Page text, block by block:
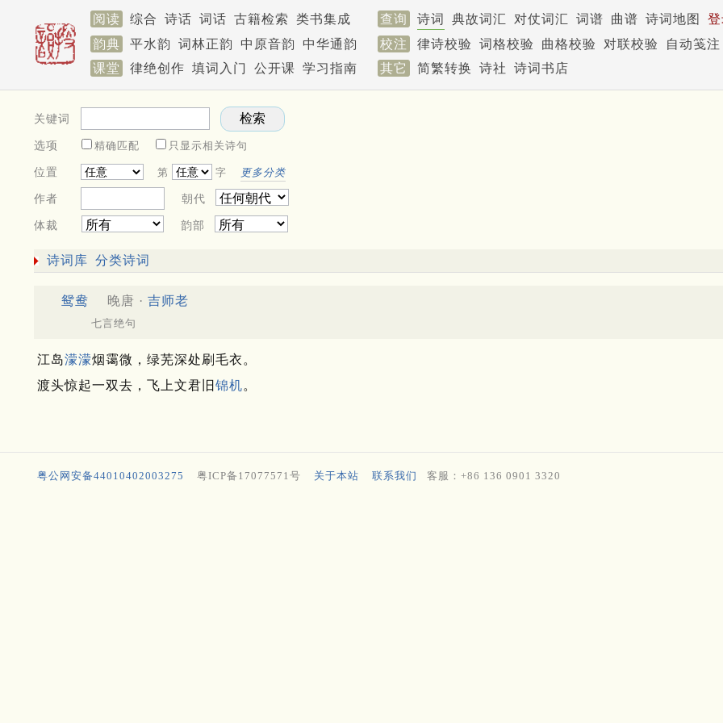
阅读 综合 诗话 词话 古籍检索 类书集成 查询 诗词 典故词汇 对仗词汇 词谱 曲谱 诗词地图
韵典
平水韵 词林正韵 中原音韵 中华通韵 校注 律诗校验 词格校验 曲格校验 对联校验
自动笺注
课堂
律绝创作 填词入门 公开课 学习指南 其它 简繁转换 诗社 诗词书店
关键词
选项 精确匹配 只显示相关诗句
位置 第 字 更多分类
作者 朝代
体裁 韵部
诗词库 分类诗词
鸳鸯 晚唐 · 吉师老
七言绝句
江岛濛濛烟霭微，绿芜深处刷毛衣。
渡头惊起一双去，飞上文君旧 锦机。
粤公网安备44010402003275 粤ICP备17077571号 关于本站 联系我们 客服：+86 136 0901 3320